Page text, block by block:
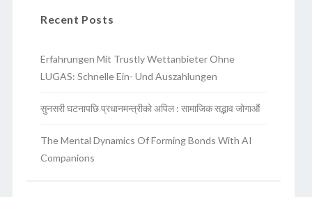
Recent Posts
Erfahrungen Mit Trustly Wettanbieter Ohne
LUGAS: Schnelle Ein- Und Auszahlungen
सुनसरी घटनापछि प्रधानमन्त्रीको अपिल : सामाजिक सद्भाव जोगाऔं
The Mental Dynamics Of Forming Bonds With AI
Companions